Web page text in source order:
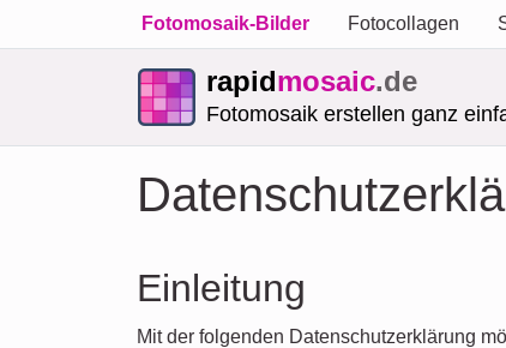
Fotomosaik-Bilder Fotocollagen
rapidmosaic.de
Fotomosaik erstellen ganz
Einleitung
Mit der folgenden Datenschutzerklärung